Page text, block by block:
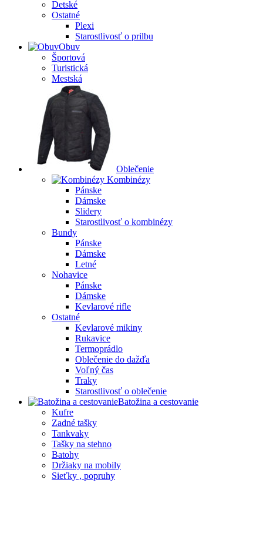
Detské
Ostatné
Plexi
Starostlivosť o prilbu
Obuv
Športová
Turistická
Mestská
Oblečenie
Kombinézy
Pánske
Dámske
Slidery
Starostlivosť o kombinézy
Bundy
Pánske
Dámske
Letné
Nohavice
Pánske
Dámske
Kevlarové rifle
Ostatné
Kevlarové mikiny
Rukavice
Termoprádlo
Oblečenie do dažďa
Voľný čas
Traky
Starostlivosť o oblečenie
Batožina a cestovanie
Kufre
Zadné tašky
Tankvaky
Tašky na stehno
Batohy
Držiaky na mobily
Sieťky , popruhy